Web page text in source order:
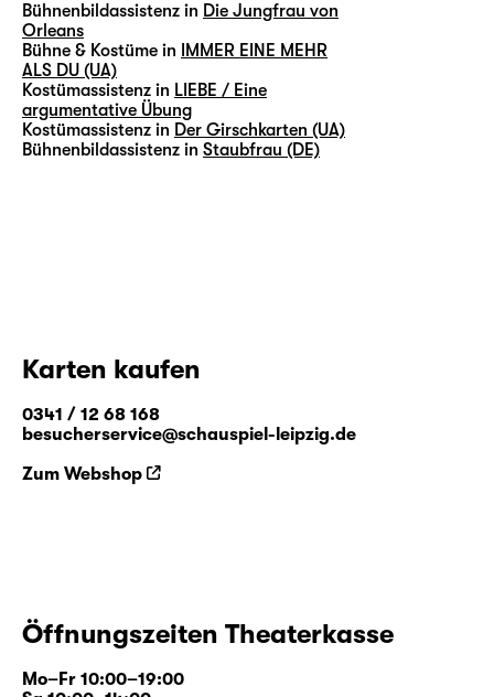
Bühnenbildassistenz in Die Jungfrau von
Orleans
Bühne & Kostüme in
IMMER EINE MEHR
ALS DU (UA)
Kostümassistenz in LIEBE / Eine
argumentative Übung
Kostümassistenz in Der Girschkarten (UA)
Bühnenbildassistenz in Staubfrau (DE)
Karten kaufen
0341 / 12 68 168
besucherservice@schauspiel-leipzig.de
Zum Webshop
Öffnungszeiten Theaterkasse
Mo–Fr 10:00–19:00